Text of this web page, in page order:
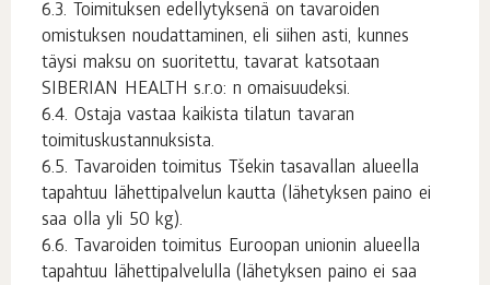
Toimituksen edellytyksenä on tavaroiden
omistuksen noudattaminen, eli siihen asti, kunnes
täysi maksu on suoritettu, tavarat katsotaan
SIBERIAN HEALTH s.r.o: n omaisuudeksi.
Ostaja vastaa kaikista tilatun tavaran
toimituskustannuksista.
Tavaroiden toimitus Tšekin tasavallan alueella
tapahtuu lähettipalvelun kautta (lähetyksen paino ei
saa olla yli 50 kg).
Tavaroiden toimitus Euroopan unionin alueella
tapahtuu lähettipalvelulla (lähetyksen paino ei saa